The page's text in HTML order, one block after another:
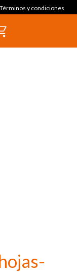
Términos y condiciones